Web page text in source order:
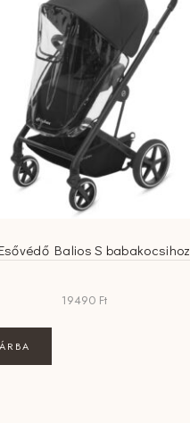
Esővédő Balios S babakocsihoz
19490 Ft